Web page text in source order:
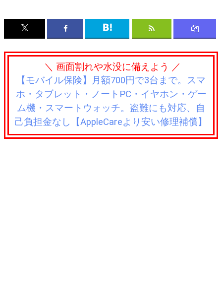
＼ 画面割れや水没に備えよう ／
【モバイル保険】月額700円で3台まで。スマ
ホ・タブレット・ノートPC・イヤホン・ゲー
ム機・スマートウォッチ。盗難にも対応、自
己負担金なし【AppleCareより安い修理補償】